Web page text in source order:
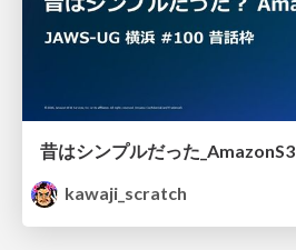
昔はシンプルだった_AmazonS3
kawaji_scratch